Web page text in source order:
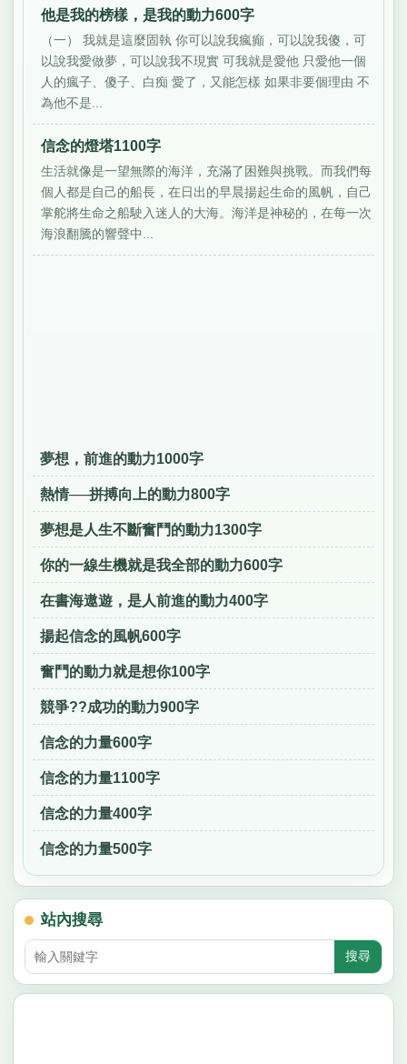
他是我的榜樣，是我的動力600字
（一） 我就是這麼固執 你可以說我瘋癲，可以說我傻，可
以說我愛做夢，可以說我不現實 可我就是愛他 只愛他一個
人的瘋子、傻子、白痴 愛了，又能怎樣 如果非要個理由 不
為他不是...
信念的燈塔1100字
生活就像是一望無際的海洋，充滿了困難與挑戰。而我們每
個人都是自己的船長，在日出的早晨揚起生命的風帆，自己
掌舵將生命之船駛入迷人的大海。海洋是神秘的，在每一次
海浪翻騰的響聲中...
夢想，前進的動力1000字
熱情──拼搏向上的動力800字
夢想是人生不斷奮鬥的動力1300字
你的一線生機就是我全部的動力600字
在書海遨遊，是人前進的動力400字
揚起信念的風帆600字
奮鬥的動力就是想你100字
競爭??成功的動力900字
信念的力量600字
信念的力量1100字
信念的力量400字
信念的力量500字
站內搜尋